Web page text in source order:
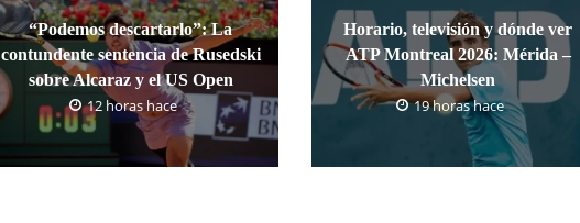
“Podemos descartarlo”: La
contundente sentencia de Rusedski
sobre Alcaraz y el US Open
12 horas hace
Horario, televisión y dónde ver
ATP Montreal 2026: Mérida –
Michelsen
19 horas hace